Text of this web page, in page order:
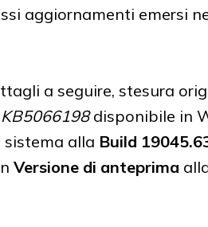
aggiornamenti emersi
a seguire, stesura
KB5066198disponibile in
alla Build
Versione di anteprima